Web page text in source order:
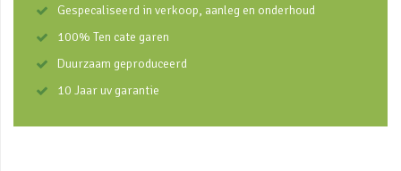
Gespecaliseerd in verkoop, aanleg en onderhoud
100% Ten cate garen
Duurzaam geproduceerd
10 Jaar uv garantie